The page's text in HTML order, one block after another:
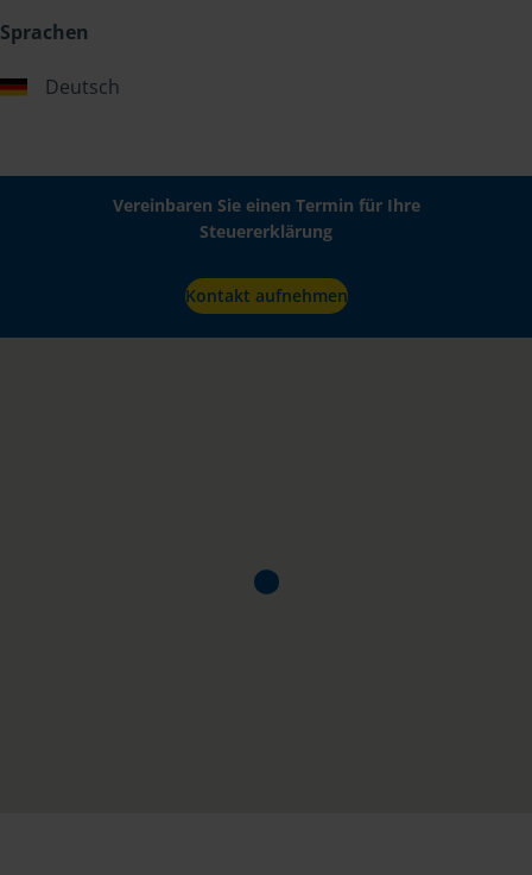
Sprachen
Deutsch
Vereinbaren Sie einen Termin für Ihre
Steuererklärung
Kontakt aufnehmen